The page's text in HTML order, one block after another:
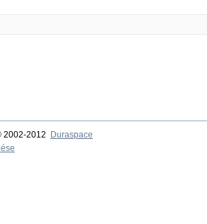
2002-2012
Duraspace